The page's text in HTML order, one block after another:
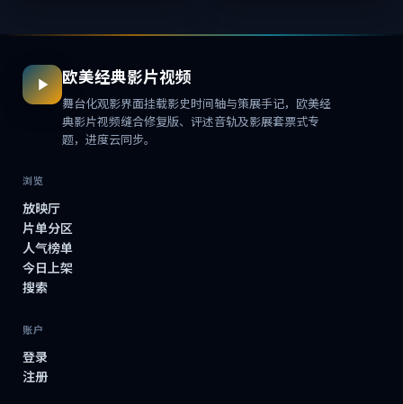
欧美经典影片视频
舞台化观影界面挂载影史时间轴与策展手记，欧美经
典影片视频缝合修复版、评述音轨及影展套票式专
题，进度云同步。
浏览
放映厅
片单分区
人气榜单
今日上架
搜索
账户
登录
注册